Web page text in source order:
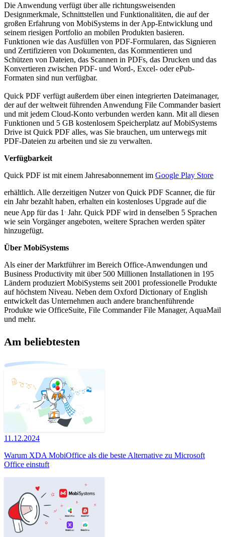
Die Anwendung verfügt über alle richtungsweisenden
Designmerkmale, Schnittstellen und Funktionalitäten, die auf der
großen Erfahrung von MobiSystems in der App-Entwicklung und
seinem riesigen Portfolio an mobilen Produkten basieren.
Funktionen wie das Ausfüllen von PDF-Formularen, das Signieren
und Zertifizieren von Dokumenten, das Kommentieren und
Schützen von Dateien, das Scannen in PDFs, das Drucken und das
Konvertieren zwischen PDF- und Word-, Excel- oder ePub-
Formaten sind nun verfügbar.
Quick PDF verfügt außerdem über einen integrierten Dateimanager,
der auf der weltweit führenden Anwendung File Commander basiert
und mit jedem Cloud-Konto verbunden werden kann. Mit all diesen
Funktionen und 5 GB kostenlosem Speicherplatz auf MobiSystems
Drive ist Quick PDF alles, was Sie brauchen, um unterwegs mit
PDF-Dateien zu arbeiten und sie zu verwalten.
Verfügbarkeit
Quick PDF ist mit einem Jahresabonnement im Google Play Store
erhältlich. Alle derzeitigen Nutzer von Quick PDF Scanner, die für
ein Jahr bezahlt haben, erhalten ein kostenloses Upgrade auf die
neue App für das 1 Jahr. Quick PDF wird in denselben 5 Sprachen
wie sein Vorgänger angeboten, weitere Sprachen werden später
hinzugefügt.
Über MobiSystems
Als einer der Marktführer im Bereich Office-Anwendungen und
Business Productivity mit über 500 Millionen Installationen in 195
Ländern produziert MobiSystems seit 2001 professionelle Produkte
auf höchstem Niveau. Neben dem Oxford Dictionary of English
entwickelt das Unternehmen auch andere branchenführende
Produkte wie OfficeSuite, File Commander File Manager, AquaMail
und mehr.
Am beliebtesten
11.12.2024
Warum XDA MobiOffice als die beste Alternative zu Microsoft
Office einstuft